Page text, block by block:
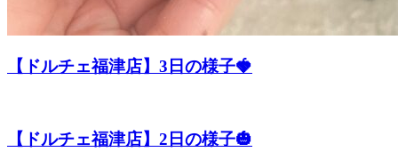
【ドルチェ福津店】3日の様子🍓
【ドルチェ福津店】2日の様子🎃